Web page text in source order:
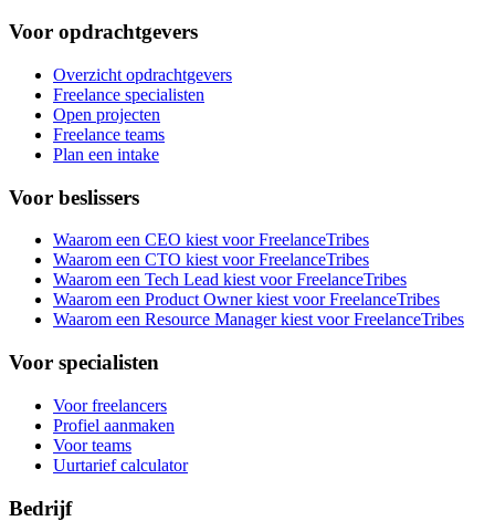
Voor opdrachtgevers
Overzicht opdrachtgevers
Freelance specialisten
Open projecten
Freelance teams
Plan een intake
Voor beslissers
Waarom een CEO kiest voor FreelanceTribes
Waarom een CTO kiest voor FreelanceTribes
Waarom een Tech Lead kiest voor FreelanceTribes
Waarom een Product Owner kiest voor FreelanceTribes
Waarom een Resource Manager kiest voor FreelanceTribes
Voor specialisten
Voor freelancers
Profiel aanmaken
Voor teams
Uurtarief calculator
Bedrijf